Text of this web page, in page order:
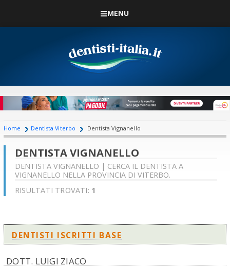
MENU
Home Dentista Viterbo Dentista Vignanello
DENTISTA VIGNANELLO
DENTISTA VIGNANELLO | CERCA IL DENTISTA A
VIGNANELLO NELLA PROVINCIA DI VITERBO.
RISULTATI TROVATI: 1
DENTISTI ISCRITTI BASE
DOTT. LUIGI ZIACO